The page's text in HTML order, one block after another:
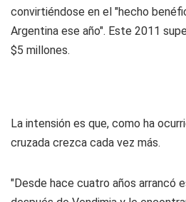
convirtiéndose en el "hecho
Argentina ese año". Este 2011
$5 millones.
La intensión es que, como ha
cruzada crezca cada vez más.
"Desde hace cuatro años arrancó